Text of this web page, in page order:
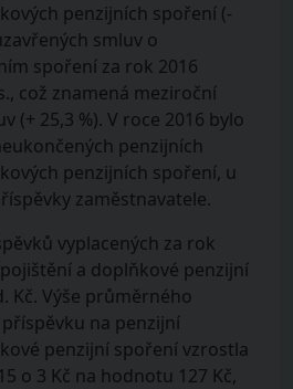
penzijních spoření (-
smluv o
spoření za rok 2016
což znamená meziroční
(+ 25,3 %). V roce 2016 bylo
penzijních
penzijních spoření, u
zaměstnavatele.
vyplacených za rok
a doplňkové penzijní
Kč. Výše průměrného
na penzijní
penzijní spoření vzrostla
o 3 Kč na hodnotu 127 Kč,